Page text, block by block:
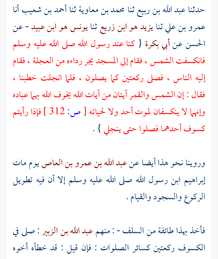
حدثناعبد الله بن ربيعثنامحمد بن معاويةثناأحمد بن شعيبأنا
عمرو بن عليثنايزيد هو ابن زريعثنايونس هو ابن عبيد- عن
الحسنعنأبي بكرة { كنا عند رسول الله صلى الله عليه وسلم
فانكسفت الشمس ، فقام إلى المسجد يجر رداءه من العجلة ، فقام
إليه الناس ، فصلى ركعتين كما يصلون ، فلما انجلت خطبنا ،
فقال : إن الشمس والقمر آيتان من آيات الله يخوف الله بهما عباده
وإنهما لا ينكسفان لموت أحد ولا لحياته[ص:
فإذا رأيتم
كسوف أحدهما فصلوا حتى ينجلي} .
وروينا نحو هذا أيضا عنعبد الله بن عمرو بن العاصيوم مات
إبراهيم ابن رسول الله صلى الله عليه وسلم إلا أن فيه تطويل
الركوع والسجود والقيام .
فأخذ بهذا طائفة من السلف - : منهمعبد الله بن الزبير: صلى في
الكسوف ركعتين كسائر الصلوات : فإن قيل : قد خطأه أخوه